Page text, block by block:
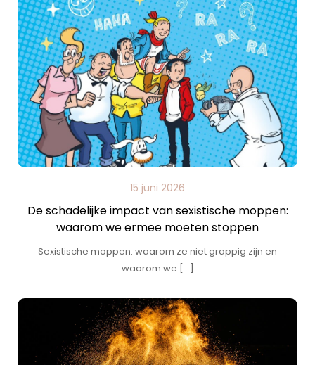
15 juni 2026
De schadelijke impact van sexistische moppen:
waarom we ermee moeten stoppen
Sexistische moppen: waarom ze niet grappig zijn en
waarom we […]